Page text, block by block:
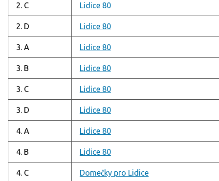
2. C Lidice 80
2. D Lidice 80
3. A Lidice 80
3. B Lidice 80
3. C Lidice 80
3. D Lidice 80
4. A Lidice 80
4. B Lidice 80
4. C Domečky pro Lidice